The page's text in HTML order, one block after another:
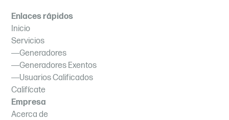
Enlaces rápidos
Inicio
Servicios
Generadores
Generadores Exentos
Usuarios Calificados
Califícate
Empresa
Acerca de